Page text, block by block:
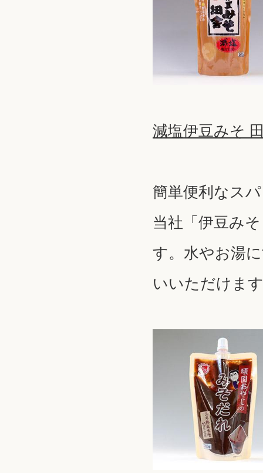
減塩伊豆みそ
簡単便利なス
当社「伊豆み
す。水やお湯
いいただけま